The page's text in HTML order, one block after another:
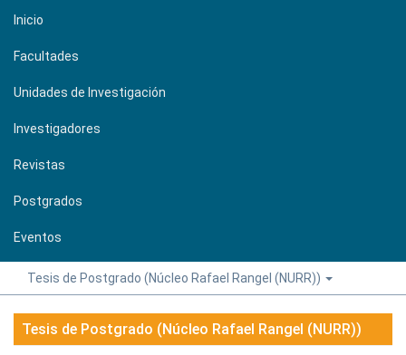
Inicio
Facultades
Unidades de Investigación
Investigadores
Revistas
Postgrados
Eventos
Tesis de Postgrado (Núcleo Rafael Rangel (NURR))
Tesis de Postgrado (Núcleo Rafael Rangel (NURR))